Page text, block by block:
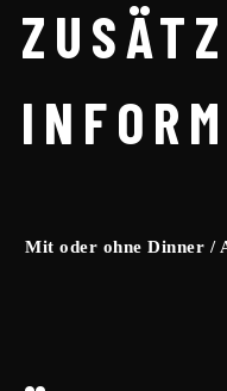
Mit oder ohne Dinner /